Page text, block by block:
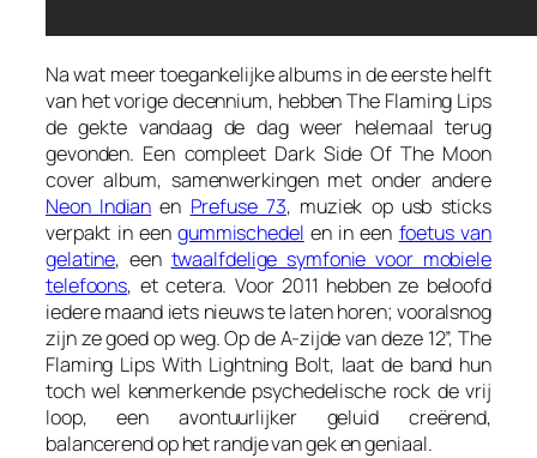
Na wat meer toegankelijke albums in de eerste helft
van het vorige decennium, hebben The Flaming Lips
de gekte vandaag de dag weer helemaal terug
gevonden. Een compleet Dark Side Of The Moon
cover album, samenwerkingen met onder andere
Neon Indian en Prefuse 73, muziek op usb sticks
verpakt in een gummischedel en in een foetus van
gelatine, een twaalfdelige symfonie voor mobiele
telefoons, et cetera. Voor 2011 hebben ze beloofd
iedere maand iets nieuws te laten horen; vooralsnog
zijn ze goed op weg. Op de A-zijde van deze 12”,The
Flaming Lips With Lightning Bolt, laat de band hun
toch wel kenmerkende psychedelische rock de vrij
loop, een avontuurlijker geluid creërend,
balancerend op het randje van gek en geniaal.